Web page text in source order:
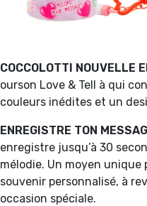
COCCOLOTTI NOUVELLE
ourson Love & Tell à qui
couleurs inédites et un
ENREGISTRE TON
enregistre jusqu’à 30
mélodie. Un moyen
souvenir personnalisé, à
occasion spéciale.